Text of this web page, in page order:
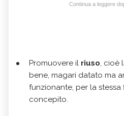
Continua a leggere
Promuovere il riuso, cioè
bene, magari datato ma
funzionante, per la
concepito.